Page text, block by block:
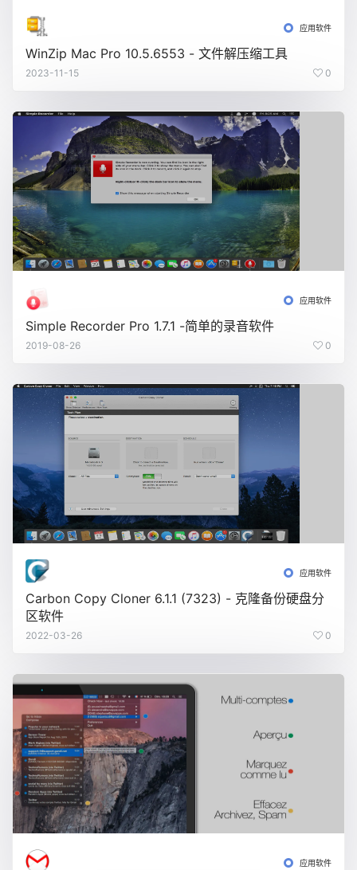
应用软件
WinZip Mac Pro 10.5.6553 - 文件解压缩工具
2023-11-15 0
应用软件
Simple Recorder Pro 1.7.1 -简单的录音软件
2019-08-26 0
应用软件
Carbon Copy Cloner 6.1.1 (7323) - 克隆备份硬盘分
区软件
2022-03-26 0
应用软件